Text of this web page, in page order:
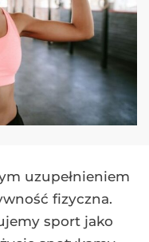
uzupełnieniem
fizyczna.
sport jako